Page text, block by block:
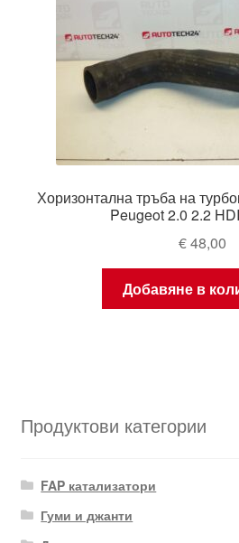
Хоризонтална тръба на
Peugeot 2.0 2.2
€48,00
Добавяне в
Продуктови категории
FAP катализатори
Гуми и джанти